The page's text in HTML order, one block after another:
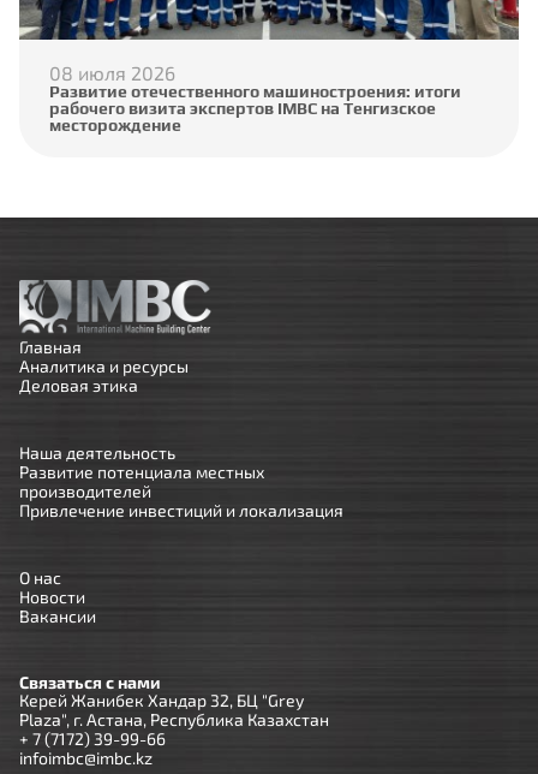
08 июля 2026
Развитие отечественного машиностроения: итоги
рабочего визита экспертов IMBC на Тенгизское
месторождение
Главная
Аналитика и ресурсы
Деловая этика
Наша деятельность
Развитие потенциала местных
производителей
Привлечение инвестиций и локализация
О нас
Новости
Вакансии
Связаться с нами
Керей Жанибек Хандар 32, БЦ "Grey
Plaza", г. Астана, Республика Казахстан
+ 7 (7172) 39-99-66
infoimbc@imbc.kz